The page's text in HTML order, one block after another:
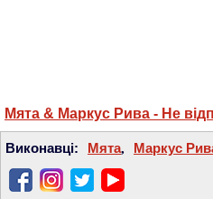
Мята & Маркус Рива - Не
Виконавці: Мята, Маркус